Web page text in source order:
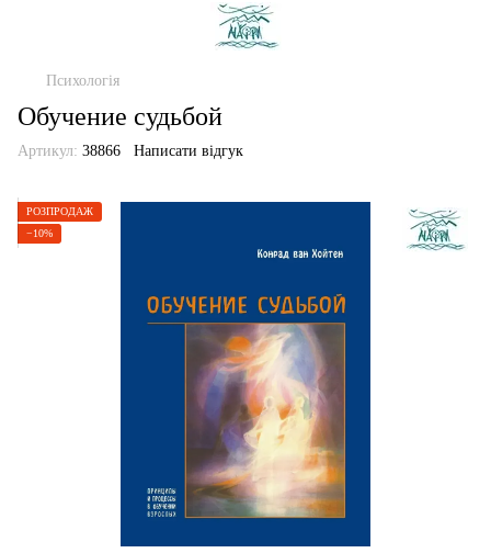
Психологія
Обучение судьбой
Артикул: 38866 Написати відгук
РОЗПРОДАЖ
−10%